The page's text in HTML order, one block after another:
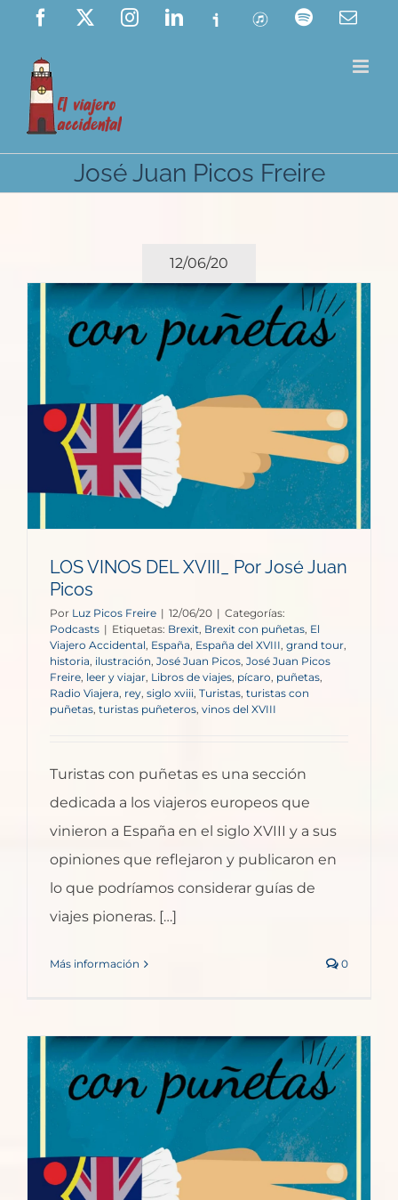
Saltar
contenido
Facebook InstagramLinkedIn
Ivoox ITunes Spotify
José Juan Picos Freire
12/06/20
LOS VINOS DEL XVIII_ Por José Juan
Picos
Por Luz Picos Freire | 12/06/20 | Categorías:
Podcasts | Etiquetas: Brexit, Brexit con puñetas, El
Viajero Accidental, España, España del XVIII, grand tour,
historia, ilustración, José Juan Picos, José Juan Picos
Freire, leer y viajar, Libros de viajes, pícaro, puñetas,
Radio Viajera, rey, siglo xviii, Turistas, turistas con
puñetas, turistas puñeteros, vinos del XVIII
Turistas con puñetas es una sección
dedicada a los viajeros europeos que
vinieron a España en el siglo XVIII y a sus
opiniones que reflejaron y publicaron en
lo que podríamos considerar guías de
viajes pioneras. […]
Más información 0